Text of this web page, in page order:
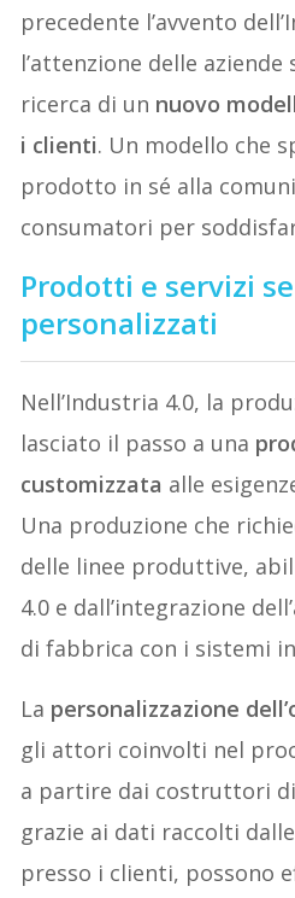
precedente l’avvento
l’attenzione delle
ricerca di un nuovo
i clienti. Un modello che
prodotto in sé alla
consumatori per
Prodotti e servizi
personalizzati
Nell’Industria 4.0, la
lasciato il passo a una
customizzata alle
Una produzione che
delle linee produttive,
4.0 e dall’integrazione
di fabbrica con i sistemi
La personalizzazione
gli attori coinvolti nel
a partire dai costruttori
grazie ai dati raccolti
presso i clienti, possono